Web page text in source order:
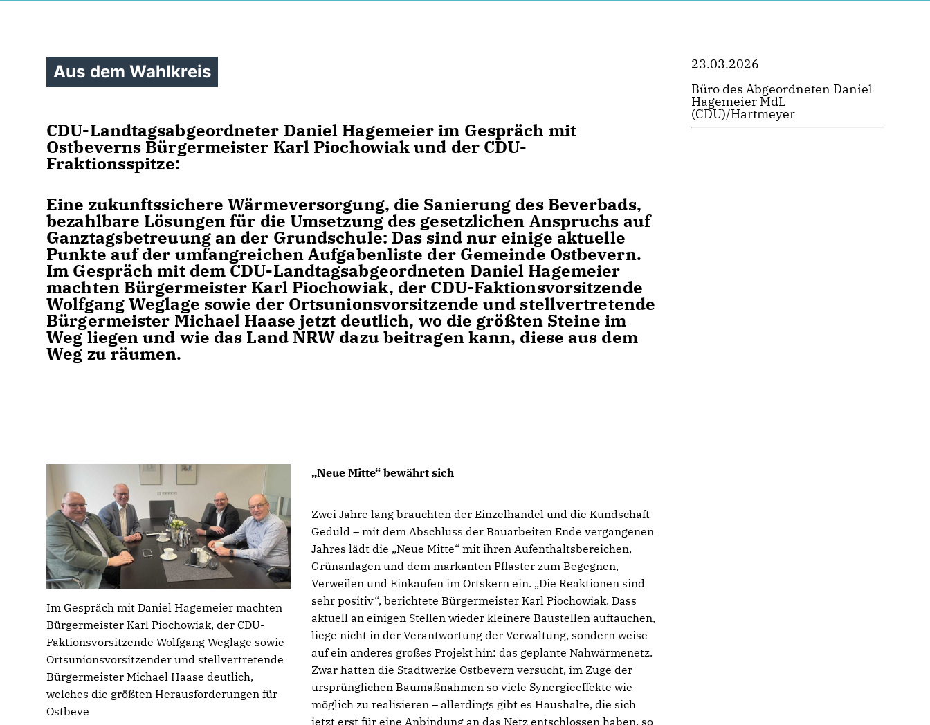
Aus dem Wahlkreis
CDU-Landtagsabgeordneter Daniel Hagemeier im Gespräch mit
Ostbeverns Bürgermeister Karl Piochowiak und der CDU-
Fraktionsspitze:
Eine zukunftssichere Wärmeversorgung, die Sanierung des Beverbads,
bezahlbare Lösungen für die Umsetzung des gesetzlichen Anspruchs auf
Ganztagsbetreuung an der Grundschule: Das sind nur einige aktuelle
Punkte auf der umfangreichen Aufgabenliste der Gemeinde Ostbevern.
Im Gespräch mit dem CDU-Landtagsabgeordneten Daniel Hagemeier
machten Bürgermeister Karl Piochowiak, der CDU-Faktionsvorsitzende
Wolfgang Weglage sowie der Ortsunionsvorsitzende und stellvertretende
Bürgermeister Michael Haase jetzt deutlich, wo die größten Steine im
Weg liegen und wie das Land NRW dazu beitragen kann, diese aus dem
Weg zu räumen.
Im Gespräch mit Daniel Hagemeier machten
Bürgermeister Karl Piochowiak, der CDU-
Faktionsvorsitzende Wolfgang Weglage sowie
Ortsunionsvorsitzender und stellvertretende
Bürgermeister Michael Haase deutlich,
welches die größten Herausforderungen für
Ostbeve
Neue Mitte“ bewährt sich
Zwei Jahre lang brauchten der Einzelhandel und die Kundschaft
Geduld – mit dem Abschluss der Bauarbeiten Ende vergangenen
Jahres lädt die „Neue Mitte“ mit ihren Aufenthaltsbereichen,
Grünanlagen und dem markanten Pflaster zum Begegnen,
Verweilen und Einkaufen im Ortskern ein. „Die Reaktionen sind
sehr positiv“, berichtete Bürgermeister Karl Piochowiak. Dass
aktuell an einigen Stellen wieder kleinere Baustellen auftauchen,
liege nicht in der Verantwortung der Verwaltung, sondern weise
auf ein anderes großes Projekt hin: das geplante Nahwärmenetz.
Zwar hatten die Stadtwerke Ostbevern versucht, im Zuge der
ursprünglichen Baumaßnahmen so viele Synergieeffekte wie
möglich zu realisieren – allerdings gibt es Haushalte, die sich
jetzt erst für eine Anbindung an das Netz entschlossen haben, so
23.03.2026
Büro des Abgeordneten Daniel
Hagemeier MdL
(CDU)/Hartmeyer